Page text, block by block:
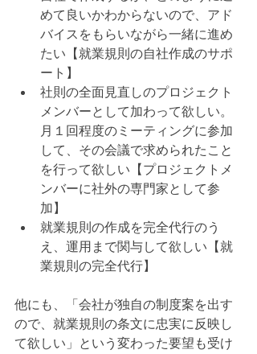
めて良いかわからないので、アド
バイスをもらいながら一緒に進め
たい【就業規則の自社作成のサポ
ート】
社則の全面見直しのプロジェクト
メンバーとして加わって欲しい。
月１回程度のミーティングに参加
して、その会議で求められたこと
を行って欲しい【プロジェクトメ
ンバーに社外の専門家として参
加】
就業規則の作成を完全代行のう
え、運用まで関与して欲しい【就
業規則の完全代行】
他にも、「会社が独自の制度案を出す
ので、就業規則の条文に忠実に反映し
て欲しい」という変わった要望も受け